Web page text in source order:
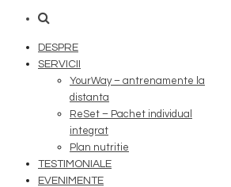
DESPRE
SERVICII
YourWay – antrenamente la
distanta
ReSet – Pachet individual
integrat
Plan nutritie
TESTIMONIALE
EVENIMENTE